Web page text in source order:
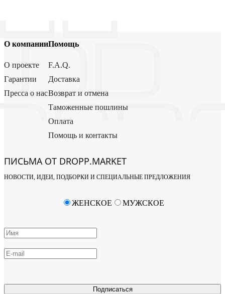
О компании
О проекте
Гарантии
Пресса о нас
Помощь
F.A.Q.
Доставка
Возврат и отмена
Таможенные пошлины
Оплата
Помощь и контакты
ПИСЬМА ОТ DROPP.MARKET
НОВОСТИ, ИДЕИ, ПОДБОРКИ И СПЕЦИАЛЬНЫЕ ПРЕДЛОЖЕНИЯ
Подписаться
ЖЕНСКОЕ МУЖСКОЕ